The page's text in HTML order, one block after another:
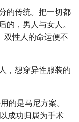
的传统。把一切都
的，男人与女人。
双性人的命运便不
，想穿异性服装的
的是马尼方案。
成功归属为手术